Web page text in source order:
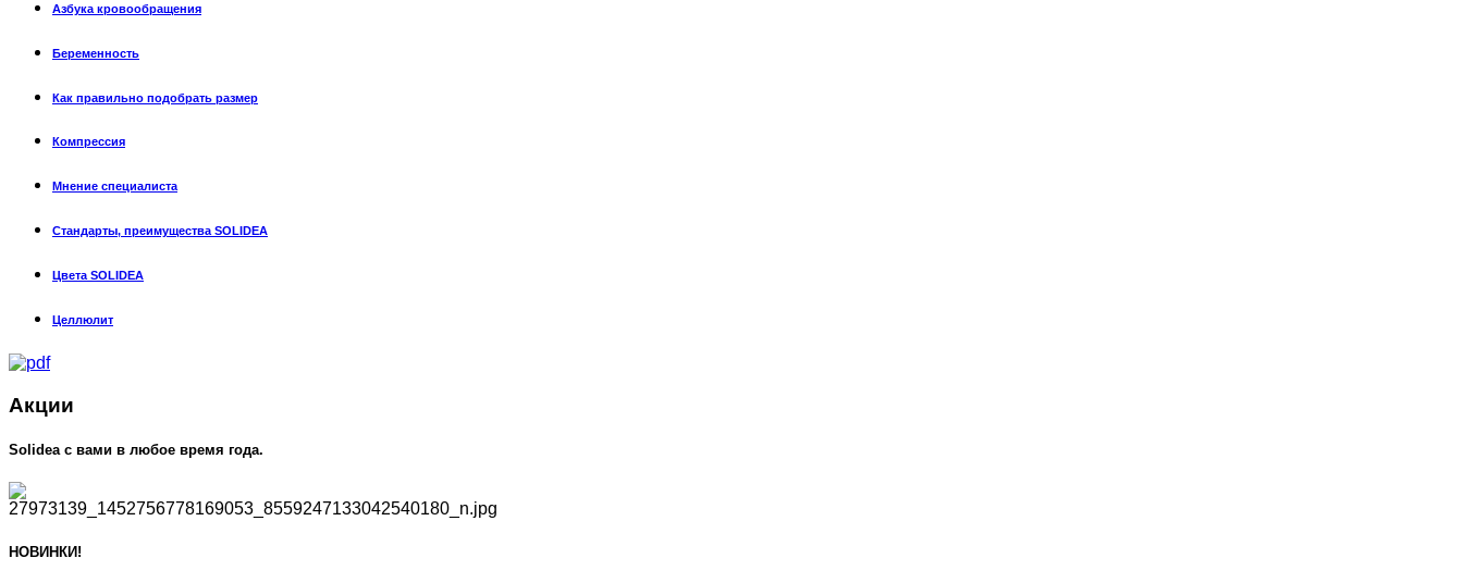
Азбука кровообращения
Беременность
Как правильно подобрать размер
Компрессия
Мнение специалиста
Стандарты, преимущества SOLIDEA
Цвета SOLIDEA
Целлюлит
Акции
Solidea c вами в любое время года.
НОВИНКИ!